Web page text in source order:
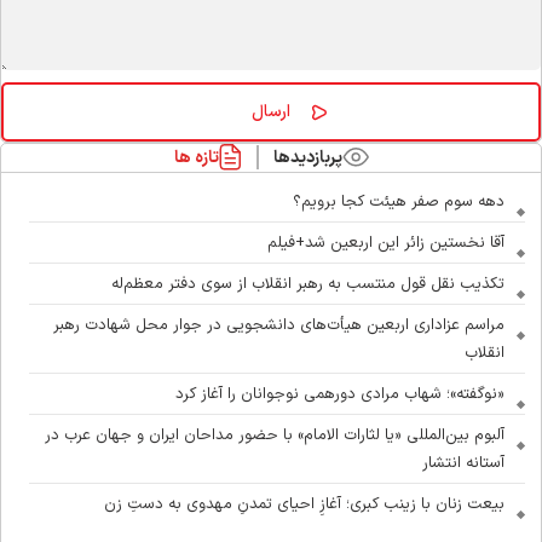
پربازدیدها تازه ها
دهه سوم صفر هیئت کجا برویم؟
آقا نخستین زائر این اربعین شد+فیلم
تکذیب نقل قول منتسب به رهبر انقلاب از سوی دفتر معظم‌له
مراسم عزاداری اربعین هیأت‌های دانشجویی در جوار محل شهادت رهبر
انقلاب
«نوگفته»؛ شهاب مرادی دورهمی نوجوانان را آغاز کرد
آلبوم بین‌المللی «یا لثارات الامام» با حضور مداحان ایران و جهان عرب در
آستانه انتشار
بیعت زنان با زینب کبری؛ آغازِ احیای تمدنِ مهدوی به دستِ زن